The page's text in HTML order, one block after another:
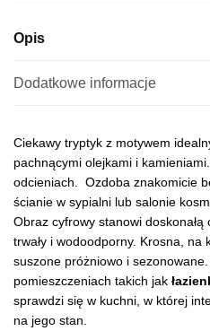
Opis
Dodatkowe informacje
Ciekawy tryptyk z motywem
pachnącymi olejkami i
odcieniach. Ozdoba znakomicie
ścianie w sypialni lub salonie
Obraz cyfrowy stanowi
trwały i wodoodporny. Krosna, na
suszone próżniowo i
pomieszczeniach takich jak
sprawdzi się w kuchni, w której
na jego stan.